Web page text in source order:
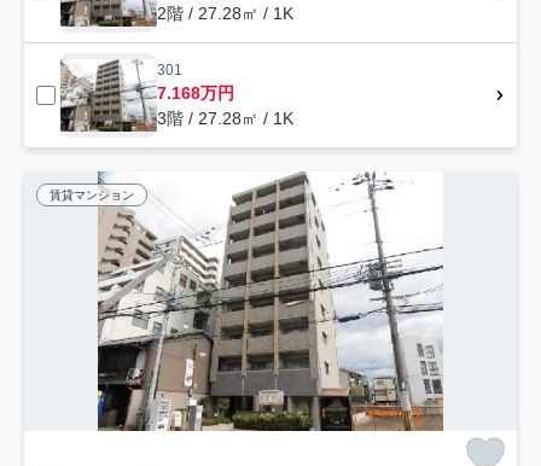
2階 / 27.28㎡ / 1K
301
7.168万円
3階 / 27.28㎡ / 1K
賃貸マンション